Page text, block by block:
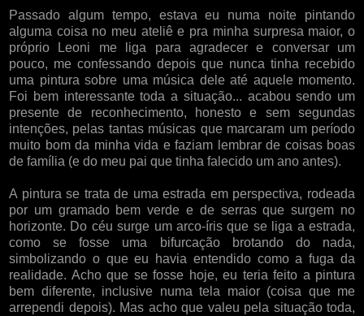
Passado algum tempo, estava eu numa noite pintando
alguma coisa no meu ateliê e pra minha surpresa maior, o
próprio Leoni me liga para agradecer e conversar um
pouco, me confessando depois que nunca tinha recebido
uma pintura sobre uma música dele até aquele momento.
Foi bem interessante toda a situação... acabou sendo um
presente de reconhecimento, honesto e sem segundas
intenções, pelas tantas músicas que marcaram um período
muito bom da minha vida e faziam lembrar de coisas boas
de família (e do meu pai que tinha falecido um ano antes).
A pintura se trata de uma estrada em perspectiva, rodeada
por um gramado bem verde e de serras que surgem no
horizonte. Do céu surge um arco-íris que se liga a estrada,
como se fosse uma bifurcação brotando do nada,
simbolizando o que eu havia entendido como a fuga da
realidade. Acho que se fosse hoje, eu teria feito a pintura
bem diferente, inclusive numa tela maior (coisa que me
arrependi depois). Mas acho que valeu pela situação toda,